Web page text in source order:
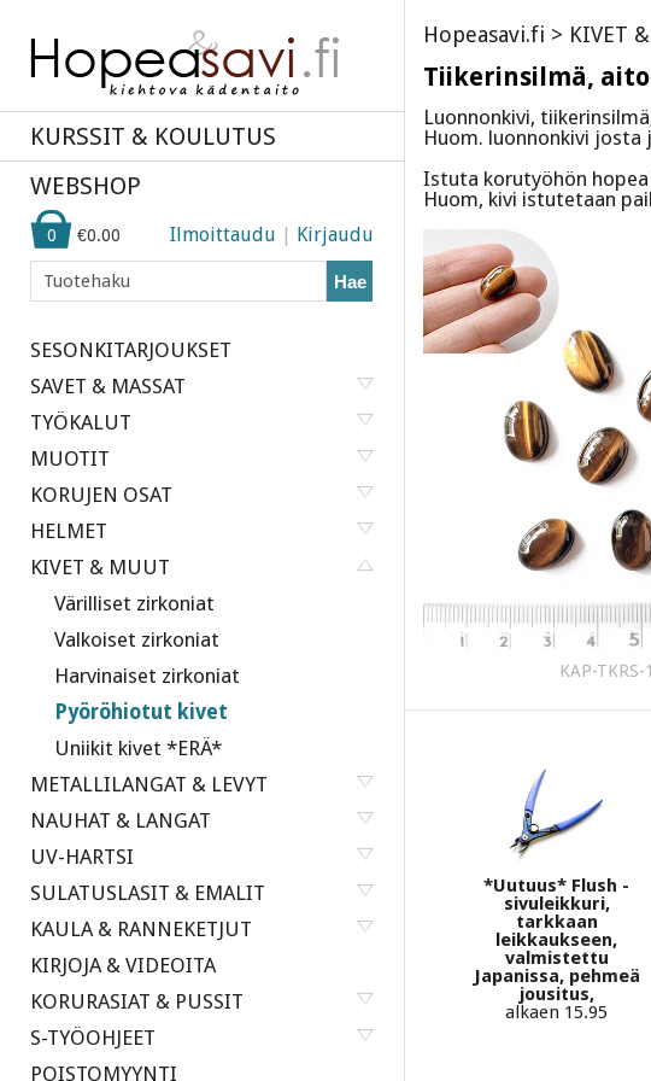
KURSSIT & KOULUTUS
WEBSHOP
Ilmoittaudu | Kirjaudu
0 €0.00
Hae
SESONKITARJOUKSET
SAVET & MASSAT
TYÖKALUT
MUOTIT
KORUJEN OSAT
HELMET
KIVET & MUUT
Värilliset zirkoniat
Valkoiset zirkoniat
Harvinaiset zirkoniat
Pyöröhiotut kivet
Uniikit kivet *ERÄ*
METALLILANGAT & LEVYT
NAUHAT & LANGAT
UV-HARTSI
SULATUSLASIT & EMALIT
KAULA & RANNEKETJUT
KIRJOJA & VIDEOITA
KORURASIAT & PUSSIT
S-TYÖOHJEET
POISTOMYYNTI
Hopeasavi.fi > KIVET
Tiikerinsilmä,
Luonnonkivi,
Huom. luonnonkivi josta
Istuta korutyöhön hopea
Huom, kivi istutetaan
KAP-TKRS-
*Uutuus* Flush -
sivuleikkuri,
tarkkaan
leikkaukseen,
valmistettu
Japanissa, pehmeä
jousitus,
alkaen 15.95